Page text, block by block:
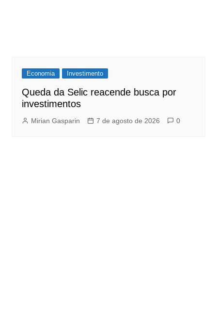
Economia Investimento
Queda da Selic reacende busca por
investimentos
Mirian Gasparin 7 de agosto de 2026 0